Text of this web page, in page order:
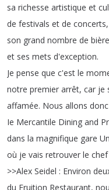
sa richesse artistique et
de festivals et de concerts,
son grand nombre de
et ses mets d'exception.
Je pense que c'est le
notre premier arrêt, car je
affamée. Nous allons donc
Ie Mercantile Dining and
dans la magnifique gare
où je vais retrouver le chef
>>Alex Seidel : Environ
du Fruition Restaurant,